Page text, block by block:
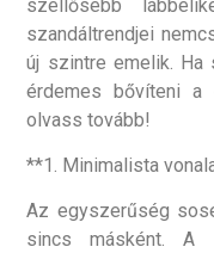
szellősebb
szandáltrendjei
új szintre emelik. Ha
érdemes bővíteni a
olvass tovább!
**1. Minimalista
Az egyszerűség
sincs másként. A